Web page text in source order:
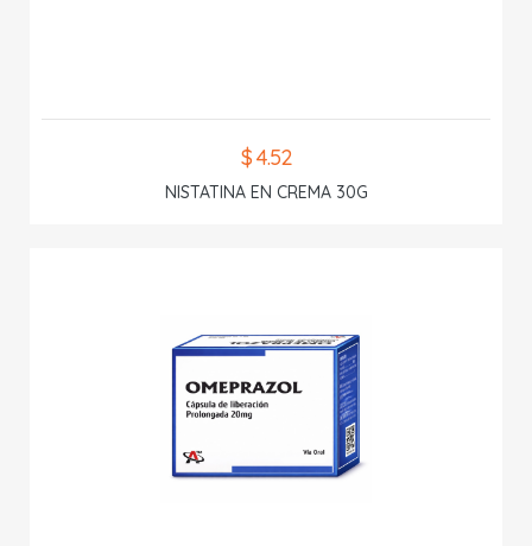
$ 4.52
NISTATINA EN CREMA 30G